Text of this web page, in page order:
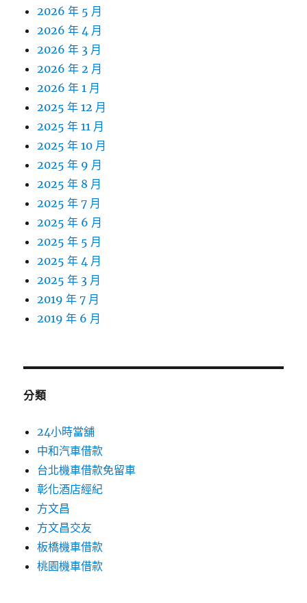
2026 年 5 月
2026 年 4 月
2026 年 3 月
2026 年 2 月
2026 年 1 月
2025 年 12 月
2025 年 11 月
2025 年 10 月
2025 年 9 月
2025 年 8 月
2025 年 7 月
2025 年 6 月
2025 年 5 月
2025 年 4 月
2025 年 3 月
2019 年 7 月
2019 年 6 月
分類
24小時當舖
中和汽車借款
台北機車借款免留車
彰化酒店經紀
方文昌
方文昌交友
板橋機車借款
桃園機車借款